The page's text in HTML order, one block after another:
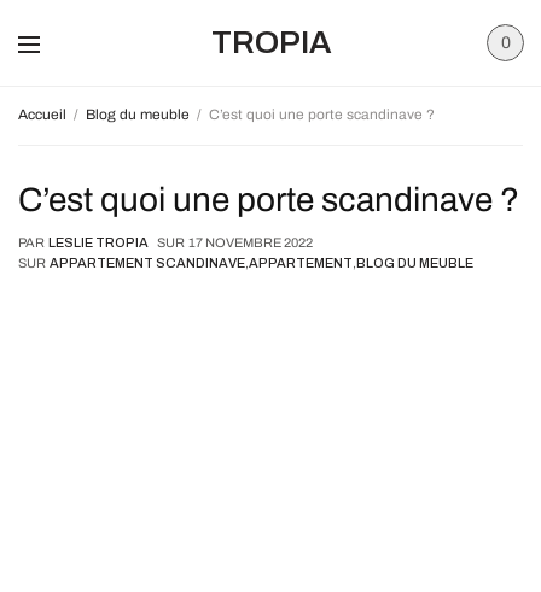
TROPIA 0
Accueil Blog du meuble C’est quoi une porte scandinave ?
C’est quoi une porte scandinave ?
PAR LESLIE TROPIA SUR 17 NOVEMBRE 2022
SUR APPARTEMENT SCANDINAVE,APPARTEMENT,BLOG DU MEUBLE